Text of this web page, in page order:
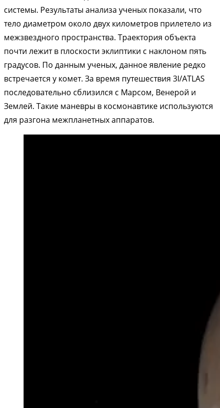
системы. Результаты анализа ученых показали, что
тело диаметром около двух километров прилетело из
межзвездного пространства. Траектория объекта
почти лежит в плоскости эклиптики с наклоном пять
градусов. По данным ученых, данное явление редко
встречается у комет. За время путешествия 3I/ATLAS
последовательно сблизился с Марсом, Венерой и
Землей. Такие маневры в космонавтике используются
для разгона межпланетных аппаратов.